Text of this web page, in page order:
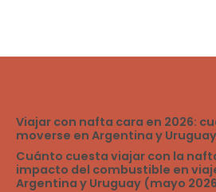
Viajar con nafta cara en 2026:
moverse en Argentina y Uruguay
Cuánto cuesta viajar con la
impacto del combustible en
Argentina y Uruguay (mayo